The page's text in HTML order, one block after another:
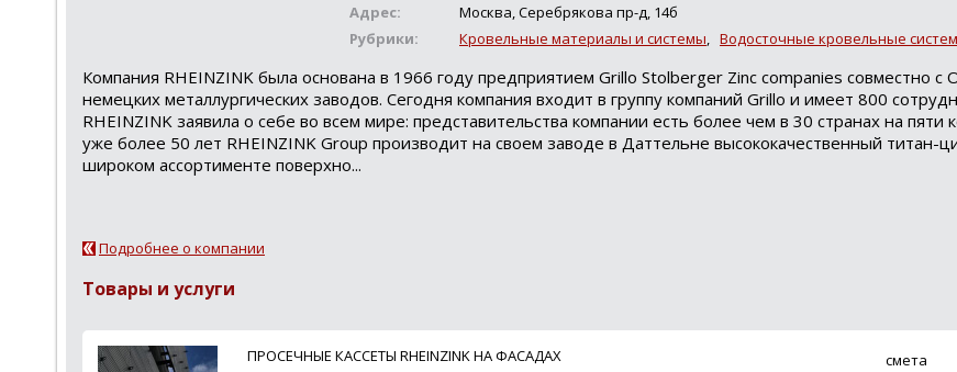
Адрес:
Москва, Серебрякова пр-д, 14б
Рубрики:
Кровельные материалы и системы, Водосточные кровельные
Компания RHEINZINK была основана в 1966 году предприятием Grillo Stolberger Zinc companies совместно
немецких металлургических заводов. Сегодня компания входит в группу компаний Grillo и имеет 800
RHEINZINK заявила о себе во всем мире: представительства компании есть более чем в 30 странах на пяти
уже более 50 лет RHEINZINK Group производит на своем заводе в Даттельне высококачественный титан-
широком ассортименте поверхно...
Подробнее о компании
Товары и услуги
ПРОСЕЧНЫЕ КАССЕТЫ RHEINZINK НА ФАСАДАХ смета